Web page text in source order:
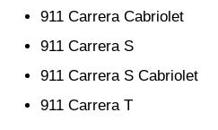
911 Carrera Cabriolet
911 Carrera S
911 Carrera S Cabriolet
911 Carrera T